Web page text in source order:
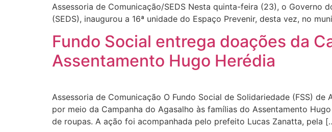
Assessoria de Comunicação/SEDS Nesta quinta-feira (23), o Governo
(SEDS), inaugurou a 16ª unidade do Espaço Prevenir, desta vez, no
Fundo Social entrega doações da
Assentamento Hugo Herédia
Assessoria de Comunicação O Fundo Social de Solidariedade (FSS)
por meio da Campanha do Agasalho às famílias do Assentamento
de roupas. A ação foi acompanhada pelo prefeito Lucas Zanatta, pela